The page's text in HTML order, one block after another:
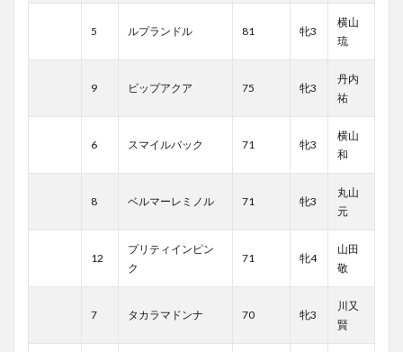
5 ルプランドル 81 牝3
横山
琉
9 ビップアクア 75 牝3
丹内
祐
6 スマイルバック 71 牝3
横山
和
8 ベルマーレミノル 71 牝3
丸山
元
12
プリティインピン
ク
71 牝4
山田
敬
7 タカラマドンナ 70 牝3
川又
賢